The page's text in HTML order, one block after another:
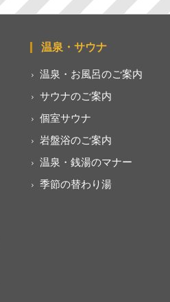
温泉・サウナ
温泉・お風呂のご案内
サウナのご案内
個室サウナ
岩盤浴のご案内
温泉・銭湯のマナー
季節の替わり湯